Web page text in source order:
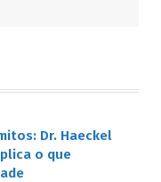
Dr. Haeckel
o que